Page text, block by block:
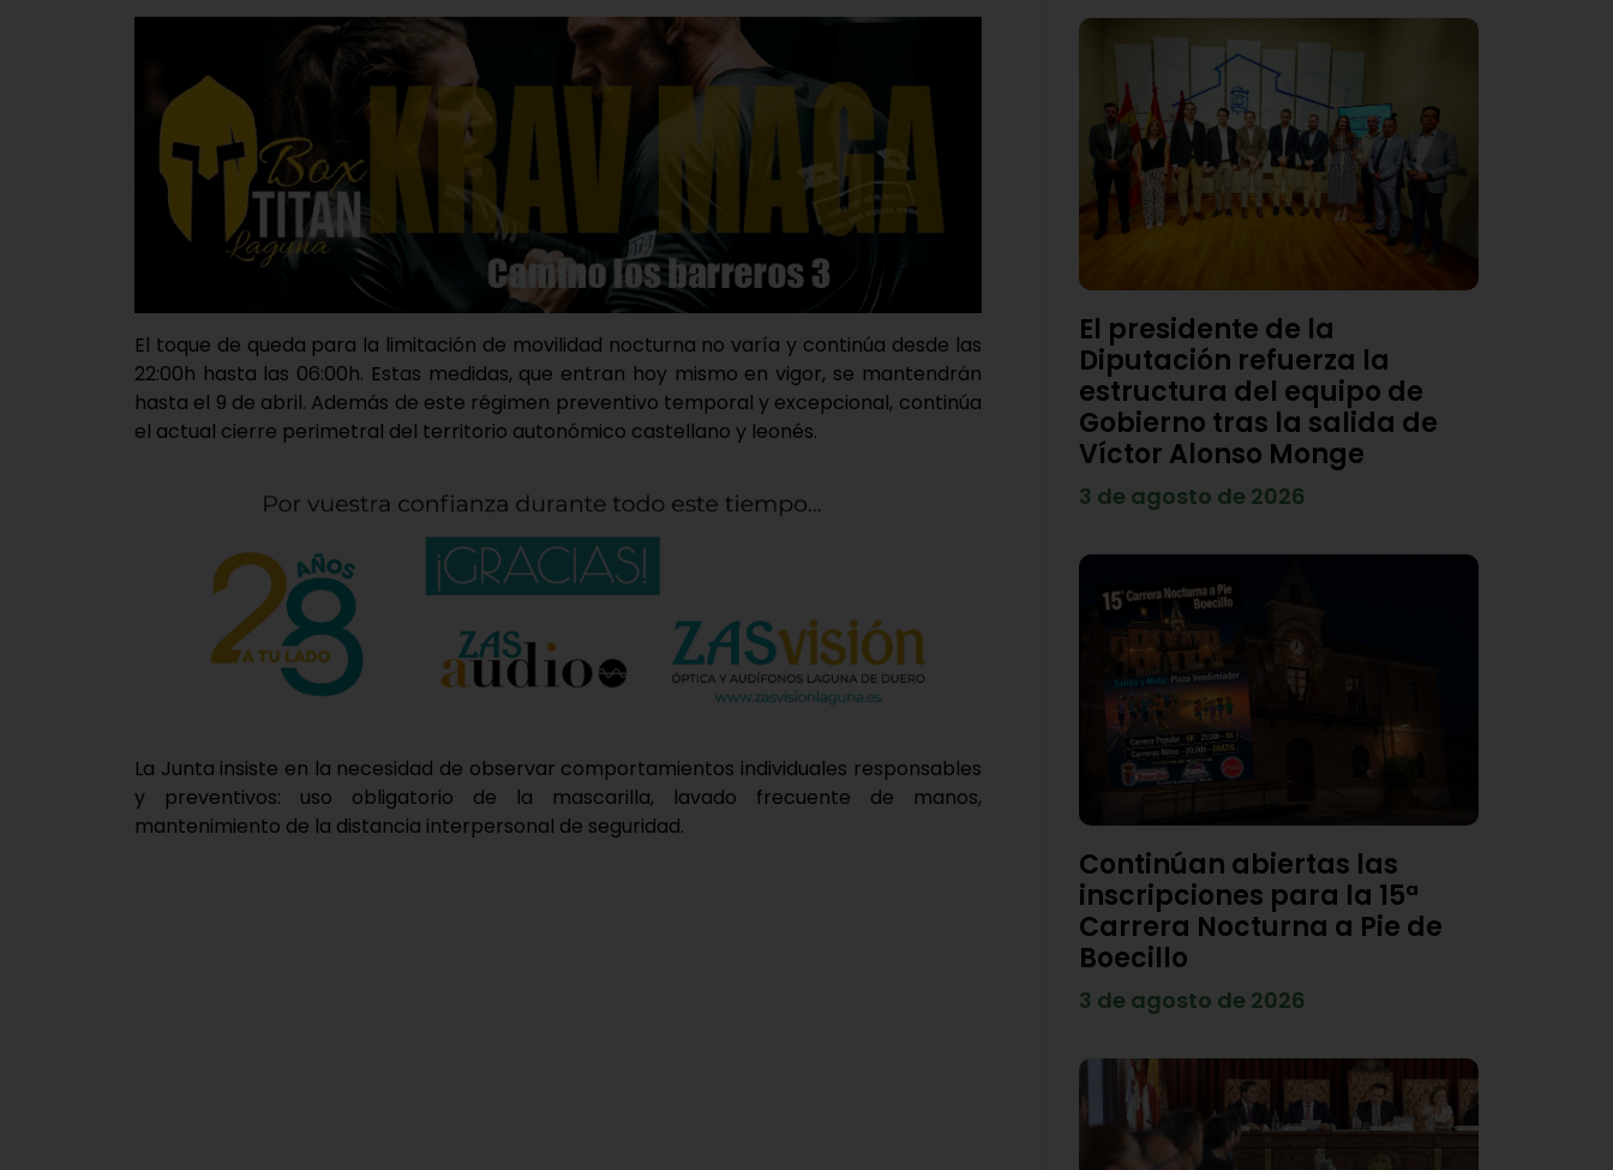
El toque de queda para la limitación de movilidad nocturna no varía y continúa desde las
22:00h hasta las 06:00h. Estas medidas, que entran hoy mismo en vigor, se mantendrán
hasta el 9 de abril. Además de este régimen preventivo temporal y excepcional, continúa
el actual cierre perimetral del territorio autonómico castellano y leonés.
La Junta insiste en la necesidad de observar comportamientos individuales responsables
y preventivos: uso obligatorio de la mascarilla, lavado frecuente de manos,
mantenimiento de la distancia interpersonal de seguridad.
El presidente de la
Diputación refuerza la
estructura del equipo de
Gobierno tras la salida de
Víctor Alonso Monge
3 de agosto de 2026
Continúan abiertas las
inscripciones para la 15ª
Carrera Nocturna a Pie de
Boecillo
3 de agosto de 2026